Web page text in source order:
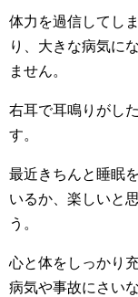
体力を過信してし
り、大きな病気に
ません。
右耳で耳鳴りがし
す。
最近きちんと睡眠
いるか、楽しいと
う。
心と体をしっかり
病気や事故にさい